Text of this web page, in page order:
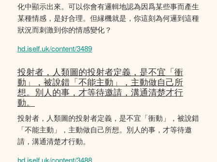
化中顯示出來。可以你會有邏輯地認為因爲某些事而產生
某種情感，是好合理。但縁機就是，你這刻為何邏到這種
狀況而刺激到你的情感變化？
hd.iself.uk/content/3489
投射者，人類圖的投射者定義，是不宜「衝
動」，被說錯「不能主動」，主動做自己所
想。別人的事，才等待邀請，溝通清楚才行
動。
投射者，人類圖的投射者定義，是不宜「衝動」，被說錯
「不能主動」，主動做自己所想。別人的事，才等待邀
請，溝通清楚才行動。
hd.iself.uk/content/3488